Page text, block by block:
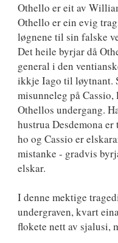
Othello er eit av
Othello er ein evig
løgnene til sin falske
Det heile byrjar då
general i den
ikkje Iago til løytnant.
misunneleg på
Othellos undergang.
hustrua Desdemona
ho og Cassio er
mistanke - gradvis
elskar.
I denne mektige
undergraven, kvart
flokete nett av sjalusi,